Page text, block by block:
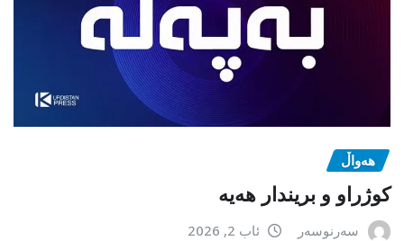
هەواڵ
كوژراو و بریندار هەیە
سەرنوسەر ئاب 2, 2026